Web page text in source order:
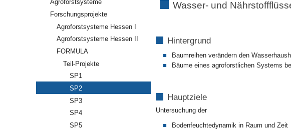
Wasser- und
Hintergrund
Baumreihen verändern den
Bäume eines agroforstlichen Systems
Hauptziele
Untersuchung der
Bodenfeuchtedynamik in Raum und Zeit
Agroforstsysteme
Forschungsprojekte
Agroforstsysteme Hessen I
Agroforstsysteme Hessen II
FORMULA
Teil-Projekte
SP1
SP2
SP3
SP4
SP5